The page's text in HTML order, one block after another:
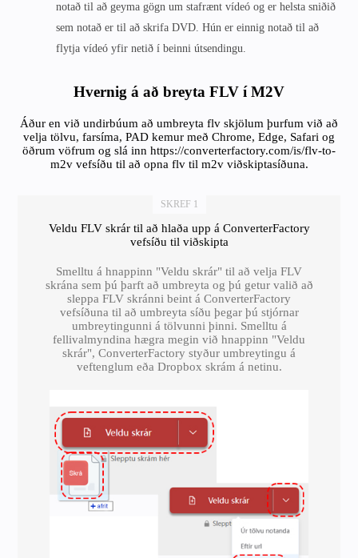
notað til að geyma gögn um stafrænt vídeó og er helsta sniðið
sem notað er til að skrifa DVD. Hún er einnig notað til að
flytja vídeó yfir netið í beinni útsendingu.
Hvernig á að breyta FLV í M2V
Áður en við undirbúum að umbreyta flv skjölum þurfum við að
velja tölvu, farsíma, PAD kemur með Chrome, Edge, Safari og
öðrum vöfrum og slá inn https://converterfactory.com/is/flv-to-
m2v vefsíðu til að opna flv til m2v viðskiptasíðuna.
SKREF 1
Veldu FLV skrár til að hlaða upp á ConverterFactory
vefsíðu til viðskipta
Smelltu á hnappinn "Veldu skrár" til að velja FLV
skrána sem þú þarft að umbreyta og þú getur valið að
sleppa FLV skránni beint á ConverterFactory
vefsíðuna til að umbreyta síðu þegar þú stjórnar
umbreytingunni á tölvunni þinni. Smelltu á
fellivalmyndina hægra megin við hnappinn "Veldu
skrár", ConverterFactory styður umbreytingu á
veftenglum eða Dropbox skrám á netinu.